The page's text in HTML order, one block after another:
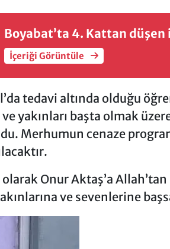
Boyabat’ta 4. Kattan düşen
İçeriği Görüntüle
tedavi altında olduğu
yakınları başta olmak
Merhumun cenaze
Onur Aktaş’a
ve sevenlerine